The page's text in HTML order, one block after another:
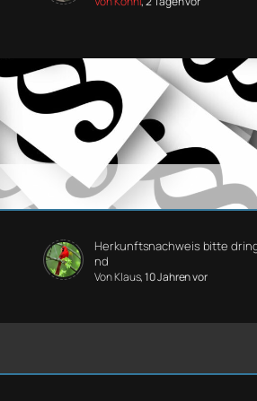
Herkunftsnachweis bitte
nd
Von Klaus, 10 Jahren vor